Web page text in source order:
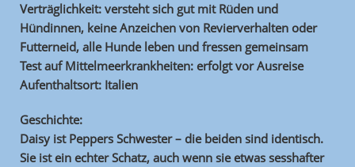
Verträglichkeit: versteht sich gut mit Rüden und
Hündinnen, keine Anzeichen von Revierverhalten oder
Futterneid, alle Hunde leben und fressen gemeinsam
Test auf Mittelmeerkrankheiten: erfolgt vor Ausreise
Aufenthaltsort: Italien
Geschichte:
Daisy ist Peppers Schwester – die beiden sind identisch.
Sie ist ein echter Schatz, auch wenn sie etwas sesshafter